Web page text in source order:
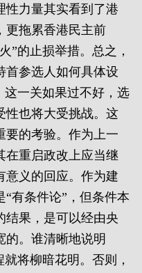
性力量其实看到了港
更拖累香港民主前
”的止损举措。总之，
首参选人如何具体设
这一关如果过不好，选
性也将大受挑战。这
要的考验。作为上一
在重启政改上应当继
意义的回应。作为建
有条件论”，但条件本
结果，是可以经由央
的。谁清晰地说明
将柳暗花明。否则，